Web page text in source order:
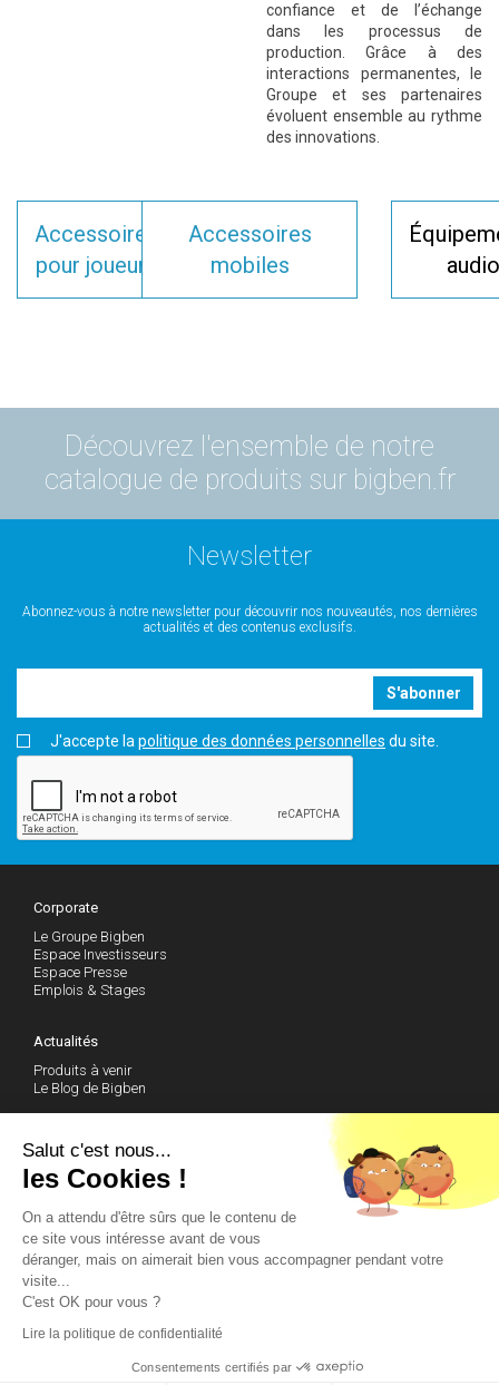
confiance et de l’échange
dans les processus de
production. Grâce à des
interactions permanentes, le
Groupe et ses partenaires
évoluent ensemble au rythme
des innovations.
Accessoires
pour joueurs
Accessoires
mobiles
audio
Découvrez l'ensemble de notre
catalogue de produits sur bigben.fr
Newsletter
Abonnez-vous à notre newsletter pour découvrir nos nouveautés, nos dernières
actualités et des contenus exclusifs.
S'abonner
J'accepte la politique des données personnelles du site.
Corporate
Le Groupe Bigben
Espace Investisseurs
Espace Presse
Emplois & Stages
Actualités
Produits à venir
Le Blog de Bigben
Support technique
Communauté
Club des Actionnaires
Facebook
Instagram
Twitter
Youtube
Contactez-nous
© 2014 Bigben - Tous droits réservés
Mentions légales
Salut c'est nous...
les Cookies !
On a attendu d'être sûrs que le contenu de
ce site vous intéresse avant de vous
déranger, mais on aimerait bien vous accompagner pendant votre
visite...
C'est OK pour vous ?
Lire la politique de confidentialité
Consentements certifiés par